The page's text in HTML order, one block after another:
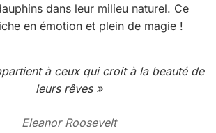
dans leur milieu naturel. Ce
en émotion et plein de magie !
à ceux qui croit à la beauté de
leurs rêves »
Eleanor Roosevelt